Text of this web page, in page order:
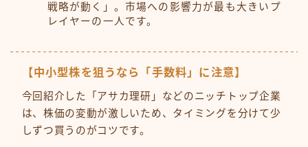
戦略が動く」。市場への影響力が最も大きいプ
レイヤーの一人です。
【中小型株を狙うなら「手数料」に注意】
今回紹介した「アサカ理研」などのニッチトップ企業
は、株価の変動が激しいため、タイミングを分けて少
しずつ買うのがコツです。